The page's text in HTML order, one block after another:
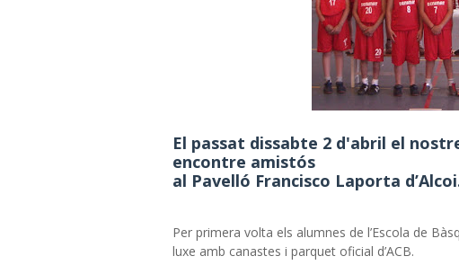
El passat dissabte 2 d'abril el
encontre amistós
al Pavelló Francisco Laporta
Per primera volta els alumnes de l’Escola de
luxe amb canastes i parquet oficial d’ACB.